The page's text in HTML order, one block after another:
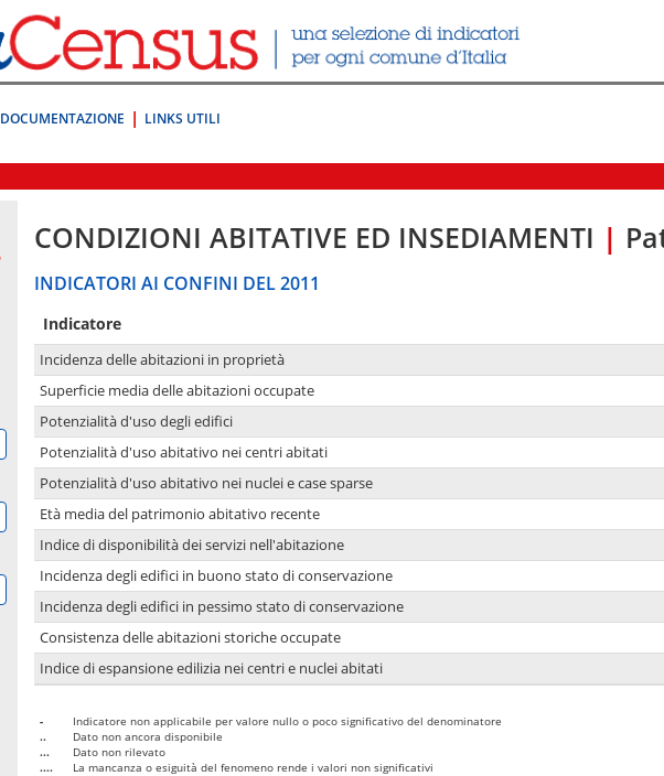
DOCUMENTAZIONE LINKS UTILI
CONDIZIONI ABITATIVE ED INSEDIAMENTI |
INDICATORI AI CONFINI DEL 2011
Indicatore
Incidenza delle abitazioni in proprietà
Superficie media delle abitazioni occupate
Potenzialità d'uso degli edifici
Potenzialità d'uso abitativo nei centri abitati
Potenzialità d'uso abitativo nei nuclei e case sparse
Età media del patrimonio abitativo recente
Indice di disponibilità dei servizi nell'abitazione
Incidenza degli edifici in buono stato di conservazione
Incidenza degli edifici in pessimo stato di conservazione
Consistenza delle abitazioni storiche occupate
Indice di espansione edilizia nei centri e nuclei abitati
-
Indicatore non applicabile per valore nullo o poco significativo del denominatore
..
Dato non ancora disponibile
...
Dato non rilevato
....
La mancanza o esiguità del fenomeno rende i valori non significativi